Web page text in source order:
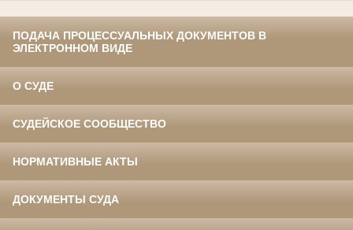
ПОДАЧА ПРОЦЕССУАЛЬНЫХ ДОКУМЕНТОВ В
ЭЛЕКТРОННОМ ВИДЕ
О СУДЕ
СУДЕЙСКОЕ СООБЩЕСТВО
НОРМАТИВНЫЕ АКТЫ
ДОКУМЕНТЫ СУДА